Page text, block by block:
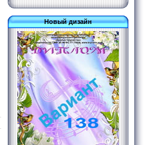
Новый дизайн